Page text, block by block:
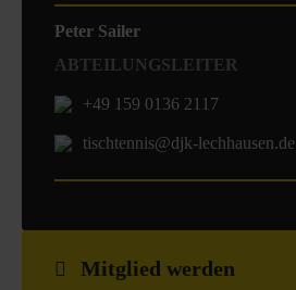
Peter Sailer
ABTEILUNGSLEITER
+49 159 0136 2117
tischtennis@djk-lechhausen.de
Mitglied werden